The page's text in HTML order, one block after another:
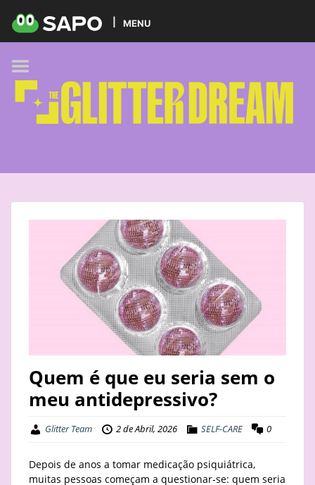
MENU
Quem é que eu seria sem o
meu antidepressivo?
Glitter Team 2 de Abril, 2026 SELF-CARE 0
Depois de anos a tomar medicação psiquiátrica,
muitas pessoas começam a questionar-se: quem seria
HOME
PODCAST
GLITTER BRANDS
KIDS
TREND
BUSINESS
ABOUT